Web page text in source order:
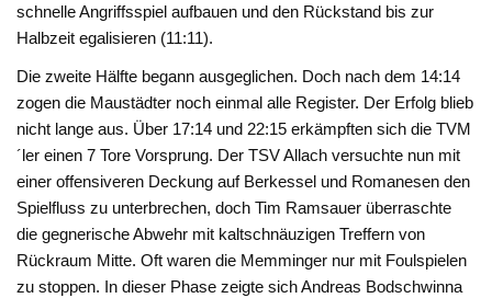
schnelle Angriffsspiel aufbauen und den Rückstand bis zur
Halbzeit egalisieren (11:11).
Die zweite Hälfte begann ausgeglichen. Doch nach dem 14:14
zogen die Maustädter noch einmal alle Register. Der Erfolg blieb
nicht lange aus. Über 17:14 und 22:15 erkämpften sich die TVM
´ler einen 7 Tore Vorsprung. Der TSV Allach versuchte nun mit
einer offensiveren Deckung auf Berkessel und Romanesen den
Spielfluss zu unterbrechen, doch Tim Ramsauer überraschte
die gegnerische Abwehr mit kaltschnäuzigen Treffern von
Rückraum Mitte. Oft waren die Memminger nur mit Foulspielen
zu stoppen. In dieser Phase zeigte sich Andreas Bodschwinna